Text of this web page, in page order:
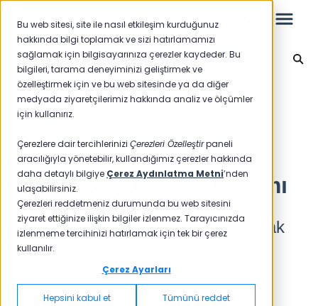
Bu web sitesi, site ile nasıl etkileşim kurduğunuz
hakkında bilgi toplamak ve sizi hatırlamamızı
sağlamak için bilgisayarınıza çerezler kaydeder. Bu
bilgileri, tarama deneyiminizi geliştirmek ve
özelleştirmek için ve bu web sitesinde ya da diğer
medyada ziyaretçilerimiz hakkında analiz ve ölçümler
için kullanırız.
Çerezlere dair tercihlerinizi Çerezleri Özelleştirpaneli
aracılığıyla yönetebilir, kullandığımız çerezler hakkında
daha detaylı bilgiye Çerez Aydınlatma Metni’nden
ulaşabilirsiniz.
Çerezleri reddetmeniz durumunda bu web sitesini
ziyaret ettiğinize ilişkin bilgiler izlenmez. Tarayıcınızda
izlenmeme tercihinizi hatırlamak için tek bir çerez
kullanılır.
Çerez Ayarları
Hepsini kabul et Tümünü reddet
Entegrasyon
Leo
Yeni Başlayanlar İçin
Raporlar
NPS
CSAT
Raporlama 2024
Ana sayfaya geri dön
Pisano Üzerinde
Entegrasyon Token Alımı
Entegrasyon süreçlerinde kullanmak
üzere Token'inizi Pisano'dan